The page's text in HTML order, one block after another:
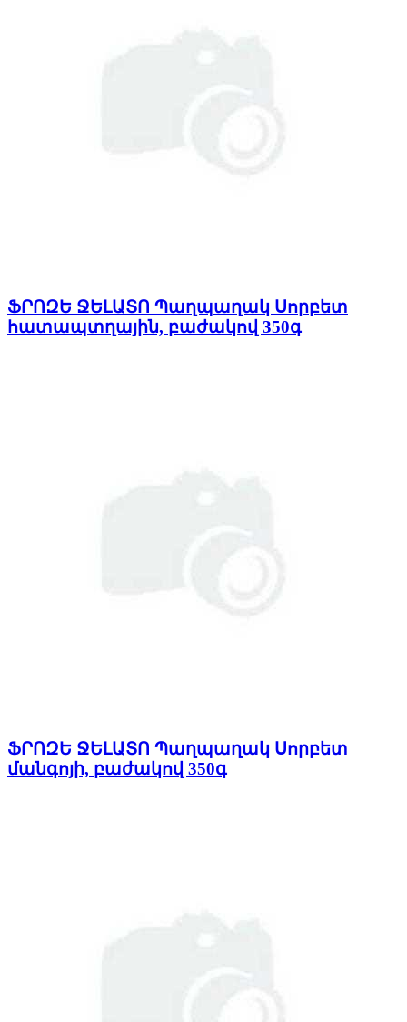
ՖՐՈԶԵ ՋԵԼԱՏՈ Պաղպաղակ Սորբետ
հատապտղային, բաժակով 350գ
ՖՐՈԶԵ ՋԵԼԱՏՈ Պաղպաղակ Սորբետ
մանգոյի, բաժակով 350գ